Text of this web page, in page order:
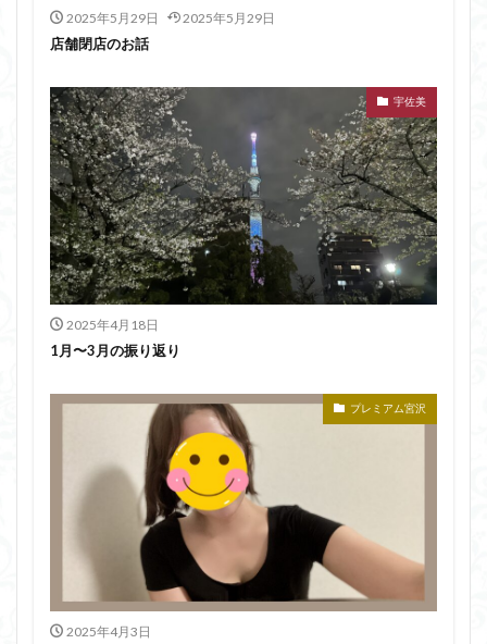
2025年5月29日 2025年5月29日
店舗閉店のお話
宇佐美
2025年4月18日
1月〜3月の振り返り
プレミアム宮沢
2025年4月3日